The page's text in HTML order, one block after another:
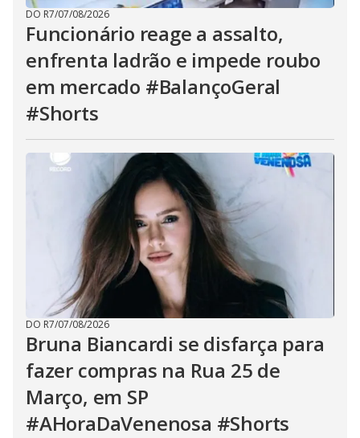
DO R7/07/08/2026
Funcionário reage a assalto,
enfrenta ladrão e impede roubo
em mercado #BalançoGeral
#Shorts
DO R7/07/08/2026
Bruna Biancardi se disfarça para
fazer compras na Rua 25 de
Março, em SP
#AHoraDaVenenosa #Shorts